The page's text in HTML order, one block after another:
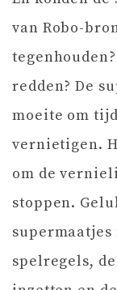
van Robo-
redden? De
moeite om
vernietigen.
om de
stoppen.
supermaatjes
spelregels,